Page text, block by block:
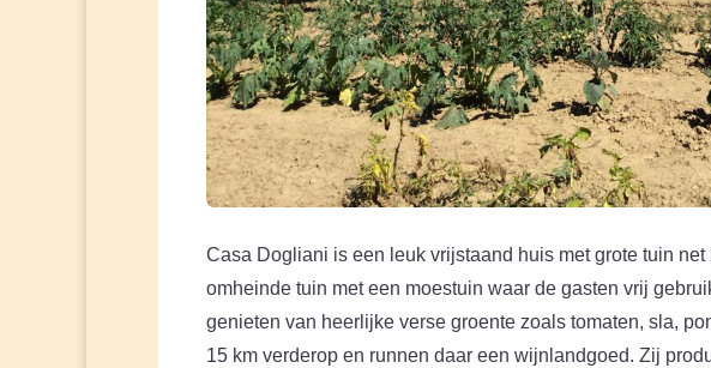
Casa Dogliani is een leuk vrijstaand huis met grote tuin
omheinde tuin met een moestuin waar de gasten vrij
genieten van heerlijke verse groente zoals tomaten, sla,
15 km verderop en runnen daar een wijnlandgoed. Zij